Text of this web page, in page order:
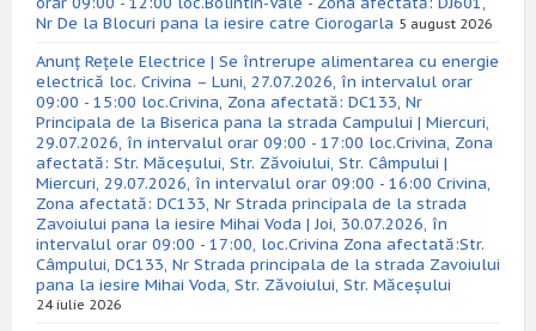
Nr De la Blocuri pana la iesire catre Ciorogarla 5 august 2026
Anunț Rețele Electrice | Se întrerupe alimentarea cu energie
electrică loc. Crivina – Luni, 27.07.2026, în intervalul orar
09:00 - 15:00 loc.Crivina, Zona afectată: DC133, Nr
Principala de la Biserica pana la strada Campului | Miercuri,
29.07.2026, în intervalul orar 09:00 - 17:00 loc.Crivina, Zona
afectată: Str. Măceșului, Str. Zăvoiului, Str. Câmpului |
Miercuri, 29.07.2026, în intervalul orar 09:00 - 16:00 Crivina,
Zona afectată: DC133, Nr Strada principala de la strada
Zavoiului pana la iesire Mihai Voda | Joi, 30.07.2026, în
intervalul orar 09:00 - 17:00, loc.Crivina Zona afectată:Str.
Câmpului, DC133, Nr Strada principala de la strada Zavoiului
pana la iesire Mihai Voda, Str. Zăvoiului, Str. Măceșului
24 iulie 2026